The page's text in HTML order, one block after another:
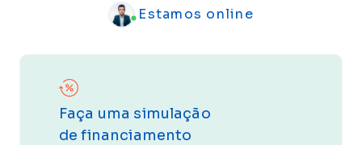
Estamos online
Faça uma simulação
de financiamento